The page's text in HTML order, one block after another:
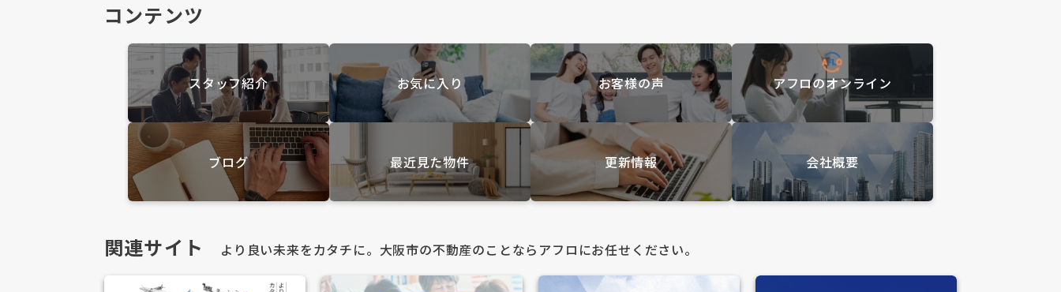
コンテンツ
スタッフ紹介 お気に入り お客様の声 アフロのオンライン
ブログ 最近見た物件 更新情報 会社概要
関連サイト より良い未来をカタチに。大阪市の不動産のことならアフロにお任せください。